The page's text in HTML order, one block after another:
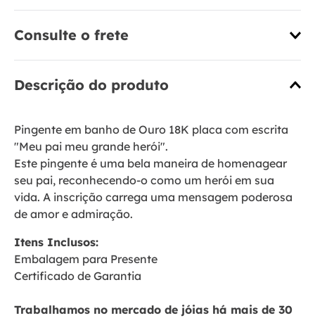
Consulte o frete
Descrição do produto
Pingente em banho de Ouro 18K placa com escrita
"Meu pai meu grande herói".
Este pingente é uma bela maneira de homenagear
seu pai, reconhecendo-o como um herói em sua
vida. A inscrição carrega uma mensagem poderosa
de amor e admiração.
Itens Inclusos:
Embalagem para Presente
Certificado de Garantia
Trabalhamos no mercado de jóias há mais de 30